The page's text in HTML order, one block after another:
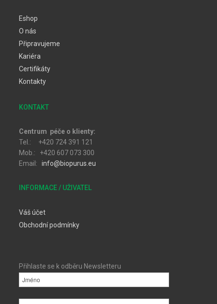
Eshop
O nás
Připravujeme
Kariéra
Certifikáty
Kontakty
KONTAKT
Centrum péče o klienty:
Tel.: +420 724 391 121
Mob.: +420 607 073 300
Email: info@biopurus.eu
INFORMACE / UŽIVATEL
Váš účet
Obchodní podmínky
Přihlaste se k odběru Newsletteru